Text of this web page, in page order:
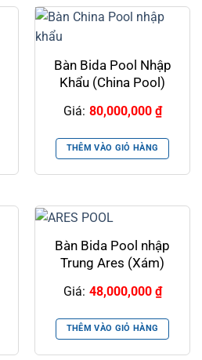
Bàn Bida Pool Nhập
Khẩu (China Pool)
Giá: 80,000,000 ₫
THÊM VÀO GIỎ HÀNG
Bàn Bida Pool nhập
Trung Ares (Xám)
Giá: 48,000,000 ₫
THÊM VÀO GIỎ HÀNG